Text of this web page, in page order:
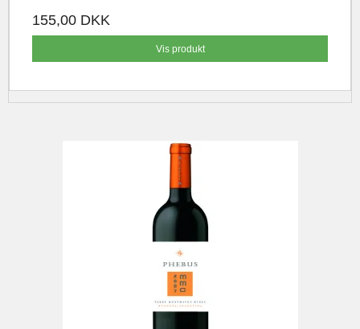
155,00 DKK
Vis produkt